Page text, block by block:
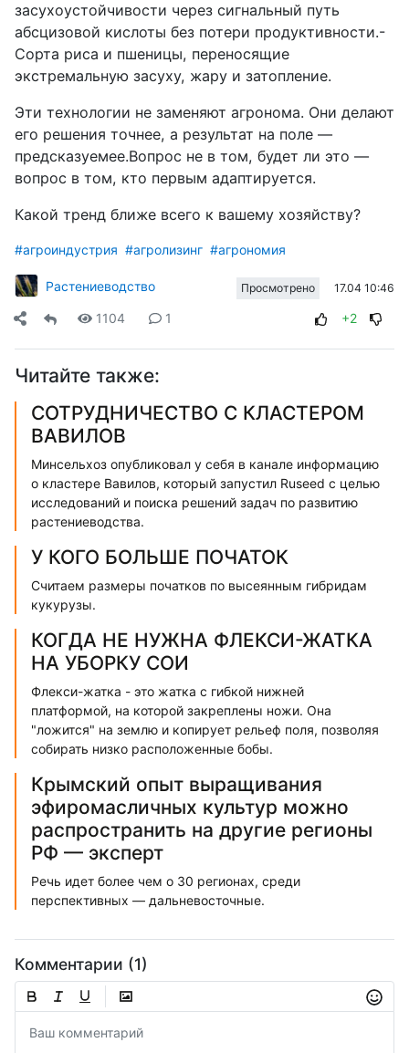
засухоустойчивости через сигнальный путь
абсцизовой кислоты без потери продуктивности.-
Сорта риса и пшеницы, переносящие
экстремальную засуху, жару и затопление.
Эти технологии не заменяют агронома. Они делают
его решения точнее, а результат на поле —
предсказуемее.Вопрос не в том, будет ли это —
вопрос в том, кто первым адаптируется.
Какой тренд ближе всего к вашему хозяйству?
#агроиндустрия #агролизинг #агрономия
Растениеводство Просмотрено 17.04 10:46
1104 1 +2
Читайте также:
СОТРУДНИЧЕСТВО С КЛАСТЕРОМ
ВАВИЛОВ
Минсельхоз опубликовал у себя в канале информацию
о кластере Вавилов, который запустил Ruseed с целью
исследований и поиска решений задач по развитию
растениеводства.
У КОГО БОЛЬШЕ ПОЧАТОК
Считаем размеры початков по высеянным гибридам
кукурузы.
КОГДА НЕ НУЖНА ФЛЕКСИ-ЖАТКА
НА УБОРКУ СОИ
Флекси-жатка - это жатка с гибкой нижней
платформой, на которой закреплены ножи. Она
"ложится" на землю и копирует рельеф поля, позволяя
собирать низко расположенные бобы.
Крымский опыт выращивания
эфиромасличных культур можно
распространить на другие регионы
РФ — эксперт
Речь идет более чем о 30 регионах, среди
перспективных — дальневосточные.
Комментарии (1)